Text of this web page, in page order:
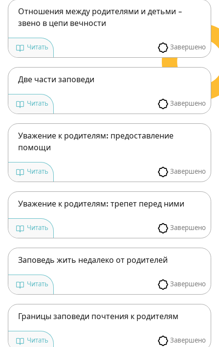
Ханука
Пурим
Отношения между родителями и детьми –
звено в цепи вечности
Завершено
Читать
Две части заповеди
Завершено
Читать
Уважение к родителям: предоставление
помощи
Завершено
Читать
Уважение к родителям: трепет перед ними
Завершено
Читать
Заповедь жить недалеко от родителей
Завершено
Читать
Границы заповеди почтения к родителям
Завершено
Читать